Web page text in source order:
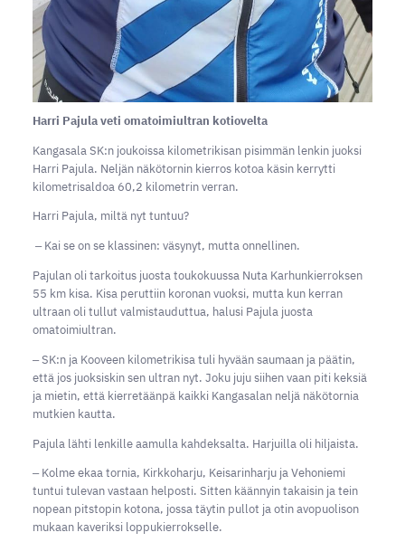
Harri Pajula veti omatoimiultran kotiovelta
Kangasala SK:n joukoissa kilometrikisan pisimmän lenkin juoksi
Harri Pajula. Neljän näkötornin kierros kotoa käsin kerrytti
kilometrisaldoa 60,2 kilometrin verran.
Harri Pajula, miltä nyt tuntuu?
‒ Kai se on se klassinen: väsynyt, mutta onnellinen.
Pajulan oli tarkoitus juosta toukokuussa Nuta Karhunkierroksen
55 km kisa. Kisa peruttiin koronan vuoksi, mutta kun kerran
ultraan oli tullut valmistauduttua, halusi Pajula juosta
omatoimiultran.
‒ SK:n ja Kooveen kilometrikisa tuli hyvään saumaan ja päätin,
että jos juoksiskin sen ultran nyt. Joku juju siihen vaan piti keksiä
ja mietin, että kierretäänpä kaikki Kangasalan neljä näkötornia
mutkien kautta.
Pajula lähti lenkille aamulla kahdeksalta. Harjuilla oli hiljaista.
‒ Kolme ekaa tornia, Kirkkoharju, Keisarinharju ja Vehoniemi
tuntui tulevan vastaan helposti. Sitten käännyin takaisin ja tein
nopean pitstopin kotona, jossa täytin pullot ja otin avopuolison
mukaan kaveriksi loppukierrokselle.